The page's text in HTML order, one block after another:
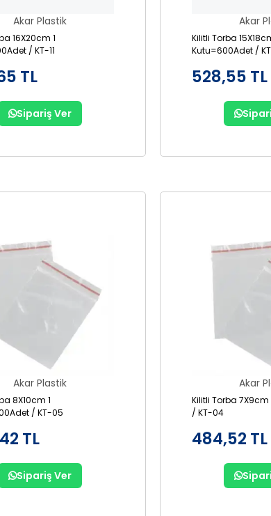
Akar Plastik
16X20cm 1
/ KT-11
TL
Sipariş Ver
Akar
Kilitli Torba
Kutu=600Adet /
528,55 TL
Akar Plastik
8X10cm 1
/ KT-05
TL
Sipariş Ver
Akar
Kilitli Torba 7X9cm
/ KT-04
484,52 TL